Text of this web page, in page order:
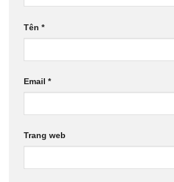
Tên *
Email *
Trang web